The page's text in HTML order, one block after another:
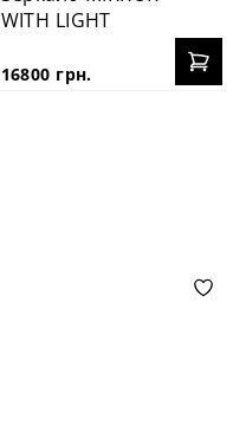
WITH LIGHT
16800 грн.